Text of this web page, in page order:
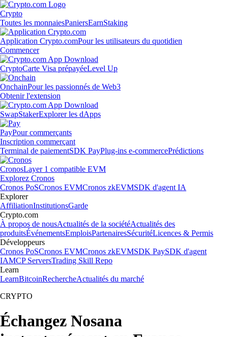
Crypto
Toutes les monnaiesPaniersEarnStaking
Application Crypto.comPour les utilisateurs du quotidien
Commencer
CryptoCarte Visa prépayéeLevel Up
OnchainPour les passionnés de Web3
Obtenir l'extension
SwapStakerExplorer les dApps
PayPour commerçants
Inscription commerçant
Terminal de paiementSDK PayPlug-ins e-commercePrédictions
CronosLayer 1 compatible EVM
Explorez Cronos
Cronos PoSCronos EVMCronos zkEVMSDK d'agent IA
Explorer
AffiliationInstitutionsGarde
Crypto.com
À propos de nousActualités de la sociétéActualités des
produitsÉvénementsEmploisPartenairesSécuritéLicences & Permis
Développeurs
Cronos PoSCronos EVMCronos zkEVMSDK PaySDK d'agent
IAMCP ServersTrading Skill Repo
Learn
LearnBitcoinRechercheActualités du marché
CRYPTO
Échangez Nosana